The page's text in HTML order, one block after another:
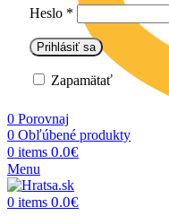
Heslo *
Prihlásiť sa
Zapamätať
0 Porovnaj
0 Obľúbené produkty
0 items 0.0€
Menu
0 items 0.0€